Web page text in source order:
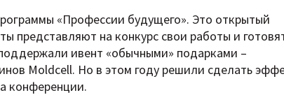
«Профессии будущего». Это открытый
представляют на конкурс свои работы и
ивент «обычными» подарками –
Moldcell. Но в этом году решили сделать
конференции.